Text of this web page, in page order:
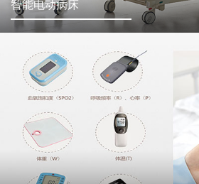
智能电动病床